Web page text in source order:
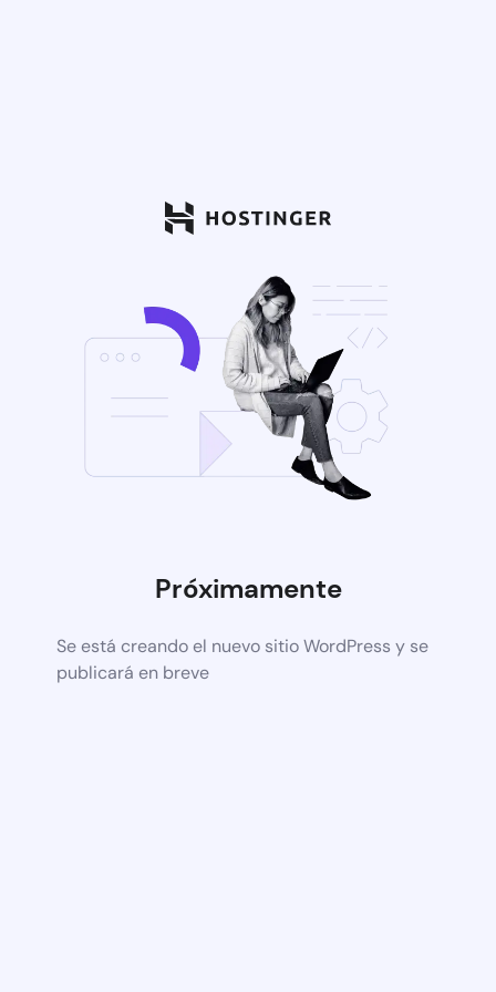
Próximamente
Se está creando el nuevo sitio WordPress y se
publicará en breve